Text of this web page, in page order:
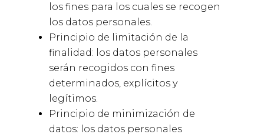
los fines para los cuales se recogen
los datos personales.
Principio de limitación de la
finalidad: los datos personales
serán recogidos con fines
determinados, explícitos y
legítimos.
Principio de minimización de
datos: los datos personales